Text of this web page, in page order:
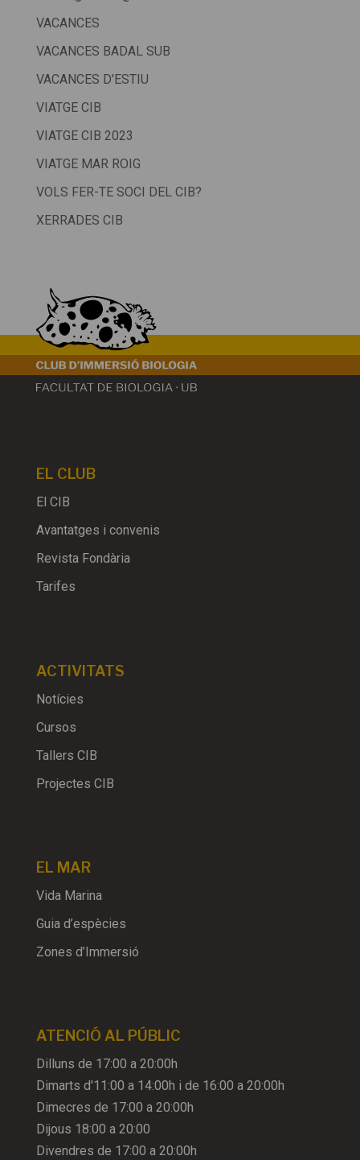
VACANCES
VACANCES BADAL SUB
VACANCES D'ESTIU
VIATGE CIB
VIATGE CIB 2023
VIATGE MAR ROIG
VOLS FER-TE SOCI DEL CIB?
XERRADES CIB
EL CLUB
El CIB
Avantatges i convenis
Revista Fondària
Tarifes
ACTIVITATS
Notícies
Cursos
Tallers CIB
Projectes CIB
EL MAR
Vida Marina
Guia d’espècies
Zones d’Immersió
ATENCIÓ AL PÚBLIC
Dilluns de 17:00 a 20:00h
Dimarts d'11:00 a 14:00h i de 16:00 a 20:00h
Dimecres de 17:00 a 20:00h
Dijous 18:00 a 20:00
Divendres de 17:00 a 20:00h